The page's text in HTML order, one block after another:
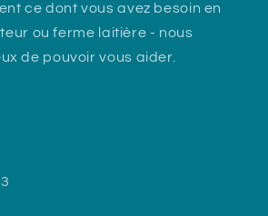
ce dont vous avez besoin en
ou ferme laitière - nous
de pouvoir vous aider.